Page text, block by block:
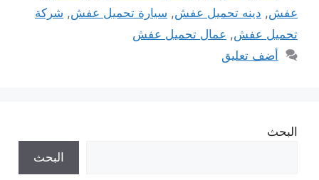
عفش, دينه تحميل عفش, سيارة تحميل عفش, شركة
تحميل عفش, عمال تحميل عفش
أضف تعليق
البحث
البحث